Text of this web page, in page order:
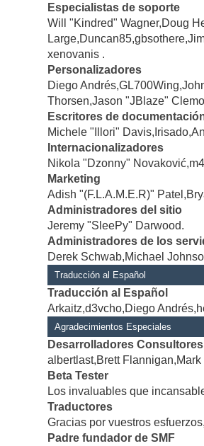
Especialistas de soporte
Will "Kindred" Wagner,Doug
xenovanis .
Personalizadores
Diego
Thorsen,Jason "JBlaze"
Escritores de
Michele "Illori"
Internacionalizadores
Nikola "Dzonny"
Marketing
Adish "(F.L.A.M.E.R)"
Administradores del sitio
Jeremy "SleePy" Darwood.
Administradores de los
Derek Schwab,Michael
Traducción al Español
Traducción al Español
Arkaitz,d3vcho,Diego
Agradecimientos Especiales
Desarrolladores Consultores
albertlast,Brett
Beta Tester
Los invaluables que
Traductores
Gracias por vuestros
Padre fundador de SMF